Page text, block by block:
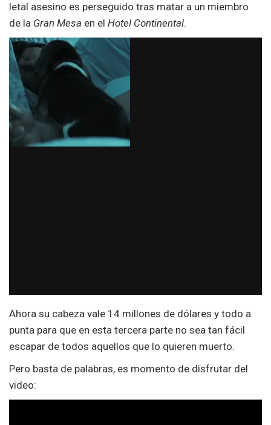
letal asesino es perseguido tras matar a un miembro
de la Gran Mesa en el Hotel Continental.
Ahora su cabeza vale 14 millones de dólares y todo a
punta para que en esta tercera parte no sea tan fácil
escapar de todos aquellos que lo quieren muerto.
Pero basta de palabras, es momento de disfrutar del
video: